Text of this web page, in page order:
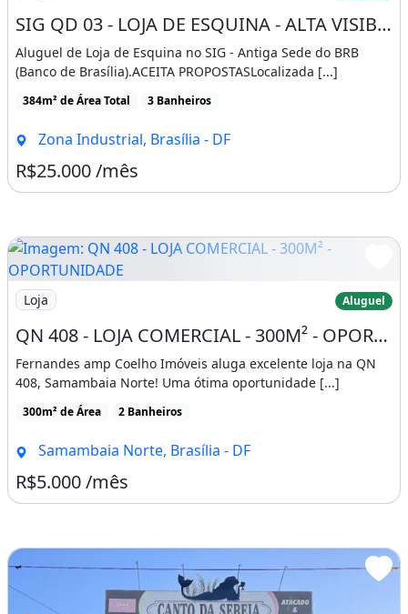
SIG QD 03 - LOJA DE ESQUINA - ALTA VISIBILIDADE - FRENTE EPIG - EXCELENTE OPORTUNIDADE
Aluguel de Loja de Esquina no SIG - Antiga Sede do BRB
(Banco de Brasília).ACEITA PROPOSTASLocalizada [...]
384m² de Área Total 3 Banheiros
Zona Industrial, Brasília - DF
R$25.000 /mês
Imagem: QN 408 - LOJA COMERCIAL - 300M² -
Loja Aluguel
QN 408 - LOJA COMERCIAL - 300M² - OPORTUNIDADE - SAMAMBAIA NORTE
Fernandes amp Coelho Imóveis aluga excelente loja na QN
408, Samambaia Norte! Uma ótima oportunidade [...]
300m² de Área 2 Banheiros
Samambaia Norte, Brasília - DF
R$5.000 /mês